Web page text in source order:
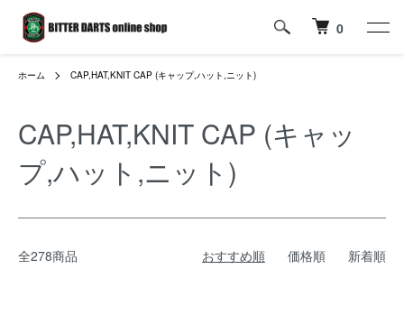
0
ホーム CAP,HAT,KNIT CAP (キャップ,ハット,ニット)
CAP,HAT,KNIT CAP (キャッ
プ,ハット,ニット)
全278商品 おすすめ順 価格順 新着順